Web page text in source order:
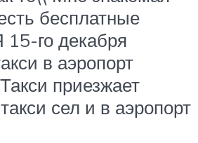
бесплатные
го декабря
в аэропорт
приезжает
сел и в аэропорт